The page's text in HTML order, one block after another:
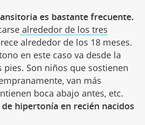
es bastante frecuente.
alrededor de los tres
alrededor de los 18 meses.
en este caso va desde la
pies. Son niños que sostienen
van más
boca abajo antes, etc.
hipertonía en recién nacidos